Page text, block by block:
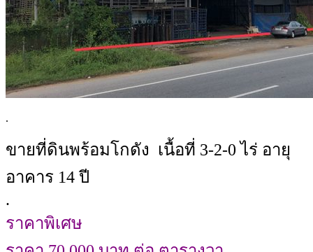
.
ขายที่ดินพร้อมโกดัง เนื้อที่ 3-2-0 ไร่ อายุ
อาคาร 14 ปี
.
ราคาพิเศษ